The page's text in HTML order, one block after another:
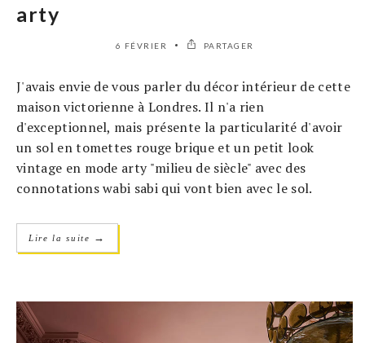
arty
6 FÉVRIER PARTAGER
J'avais envie de vous parler du décor intérieur de cette
maison victorienne à Londres. Il n'a rien
d'exceptionnel, mais présente la particularité d'avoir
un sol en tomettes rouge brique et un petit look
vintage en mode arty "milieu de siècle" avec des
connotations wabi sabi qui vont bien avec le sol.
Lire la suite →